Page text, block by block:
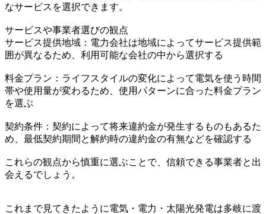
なサービスを選択できます。
サービスや事業者選びの観点
サービス提供地域：電力会社は地域によってサービス提供範
囲が異なるため、利用可能な会社の中から選択する
料金プラン：ライフスタイルの変化によって電気を使う時間
帯や使用量が変わるため、使用パターンに合った料金プラン
を選ぶ
契約条件：契約によって将来違約金が発生するものもあるた
め、最低契約期間と解約時の違約金の有無などを確認する
これらの観点から慎重に選ぶことで、信頼できる事業者と出
会えるでしょう。
これまで見てきたように電気・電力・太陽光発電は多岐に渡